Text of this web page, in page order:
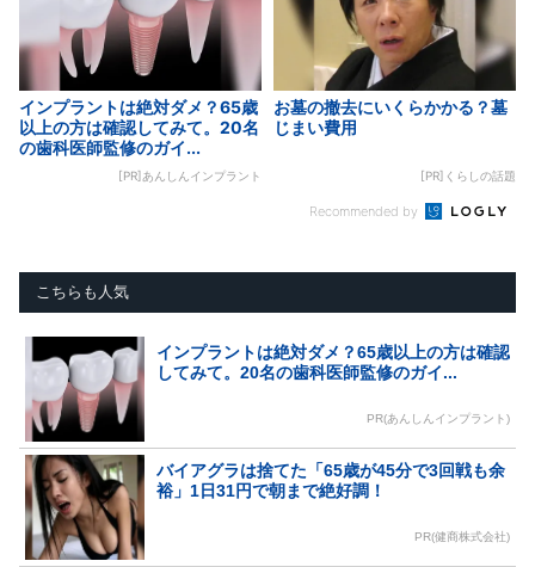
インプラントは絶対ダメ？65歳
以上の方は確認してみて。20名
の歯科医師監修のガイ...
[PR]あんしんインプラント
お墓の撤去にいくらかかる？墓
じまい費用
[PR]くらしの話題
Recommended by
こちらも人気
インプラントは絶対ダメ？65歳以上の方は確認
してみて。20名の歯科医師監修のガイ...
PR(あんしんインプラント)
バイアグラは捨てた「65歳が45分で3回戦も余
裕」1日31円で朝まで絶好調！
PR(健商株式会社)